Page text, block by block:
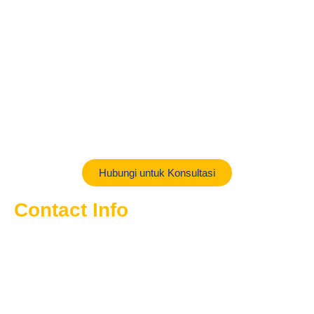
Hubungi untuk Konsultasi
Contact Info